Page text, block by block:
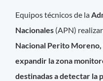
Equipos técnicos de la
Nacionales (APN)
Nacional Perito Moreno,
expandir la zona
destinadas a detectar la